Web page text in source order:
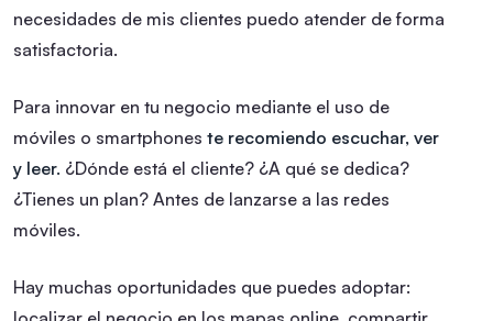
necesidades de mis clientes puedo atender de forma
satisfactoria.
Para innovar en tu negocio mediante el uso de
móviles o smartphones te recomiendo escuchar, ver
y leer. ¿Dónde está el cliente? ¿A qué se dedica?
¿Tienes un plan? Antes de lanzarse a las redes
móviles.
Hay muchas oportunidades que puedes adoptar: